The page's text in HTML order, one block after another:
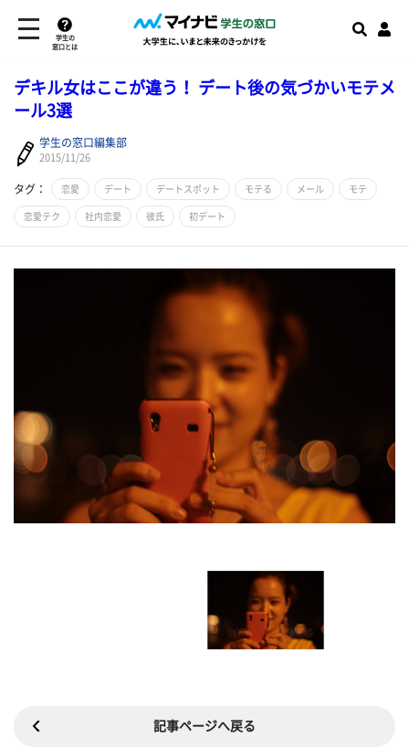
学生の
窓口とは
デキル女はここが違う！ デート後の気づかいモテメ
ール3選
学生の窓口編集部
2015/11/26
タグ： 恋愛 デート デートスポット モテる メール モテ
恋愛テク 社内恋愛 彼氏 初デート
記事ページへ戻る